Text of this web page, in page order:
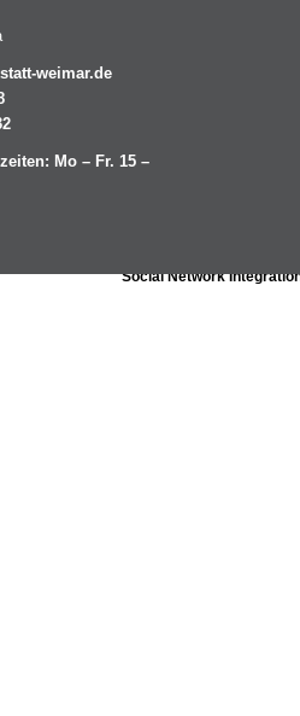
weimar.de
Mo – Fr. 15 –
Social Network